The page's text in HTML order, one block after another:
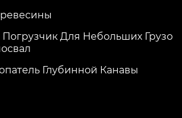
Погрузчик Для Небольших Грузо
Глубинной Канавы